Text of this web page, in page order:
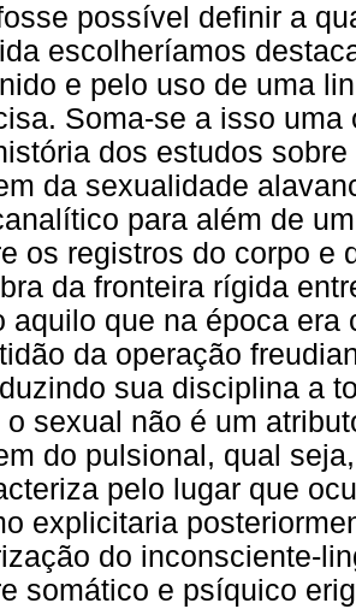
possível definir a
escolheríamos
e pelo uso de uma
Soma-se a isso
dos estudos
da sexualidade
para além de
os registros do corpo e
da fronteira rígida
aquilo que na época era
da operação
sua disciplina a
o sexual não é um
do pulsional, qual
pelo lugar que
explicitaria
do inconsciente-
somático e psíquico